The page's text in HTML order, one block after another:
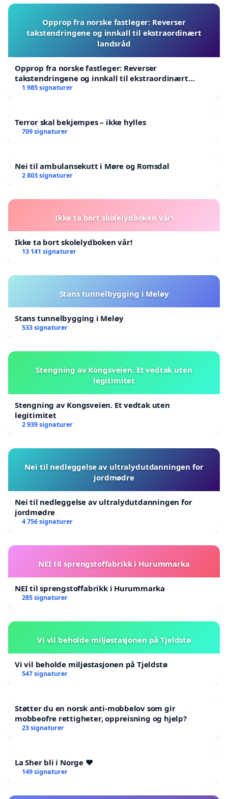
Opprop fra norske fastleger: Reverser
takstendringene og innkall til ekstraordinært
landsråd
Opprop fra norske fastleger: Reverser
takstendringene og innkall til ekstraordinært
landsråd
1 985 signaturer
Terror skal bekjempes – ikke hylles
709 signaturer
Nei til ambulansekutt i Møre og Romsdal
2 803 signaturer
Ikke ta bort skolelydboken vår!
Ikke ta bort skolelydboken vår!
13 141 signaturer
Stans tunnelbygging i Meløy
Stans tunnelbygging i Meløy
533 signaturer
Stengning av Kongsveien. Et vedtak uten
legitimitet
Stengning av Kongsveien. Et vedtak uten
legitimitet
2 939 signaturer
Nei til nedleggelse av ultralydutdanningen for
jordmødre
Nei til nedleggelse av ultralydutdanningen for
jordmødre
4 756 signaturer
NEI til sprengstoffabrikk i Hurummarka
NEI til sprengstoffabrikk i Hurummarka
285 signaturer
Vi vil beholde miljøstasjonen på Tjeldstø
Vi vil beholde miljøstasjonen på Tjeldstø
547 signaturer
Støtter du en norsk anti-mobbelov som gir
mobbeofre rettigheter, oppreisning og hjelp?
23 signaturer
La Sher bli i Norge ❤️
149 signaturer